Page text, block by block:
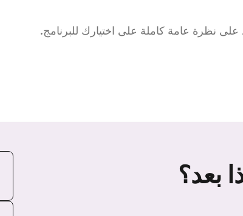
نظرة عامة كاملة على اختيارك للبرنامج.
بعد؟